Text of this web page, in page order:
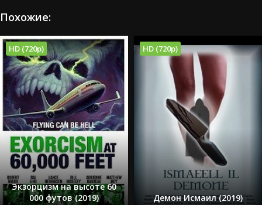
Похожие:
HD (720p)
Экзорцизм на высоте 60
000 футов (2019)
HD (720p)
Демон Исмаил (2019)